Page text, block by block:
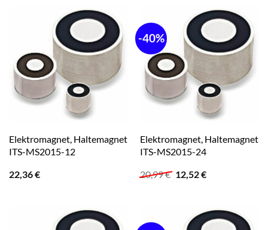
Elektromagnet, Haltemagnet
ITS-MS2015-12
22,36€
-40%
Elektromagnet, Haltemagnet
ITS-MS2015-24
20,99€ Ursprünglicher
Preis
12,52€Aktueller